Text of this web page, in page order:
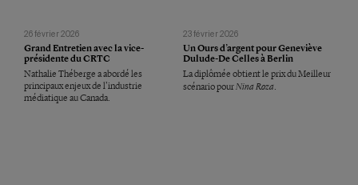
26 février 2026
Grand Entretien avec la vice-
présidente du CRTC
Nathalie Théberge a abordé les
principaux enjeux de l’industrie
médiatique au Canada.
23 février 2026
Un Ours d’argent pour Geneviève
Dulude-De Celles à Berlin
La diplômée obtient le prix du Meilleur
scénario pourNina Roza